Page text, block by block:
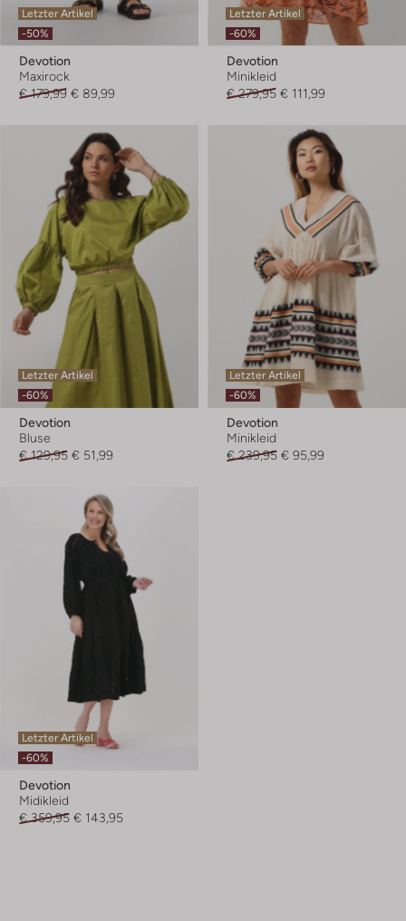
Letzter Artikel
-50%
Devotion
Maxirock
€ 179,99 € 89,99
Letzter Artikel
-60%
Devotion
Minikleid
€ 279,95 € 111,99
Letzter Artikel
-60%
Devotion
Bluse
€ 129,95 € 51,99
Letzter Artikel
-60%
Devotion
Minikleid
€ 239,95 € 95,99
Letzter Artikel
-60%
Devotion
Midikleid
€ 359,95 € 143,95